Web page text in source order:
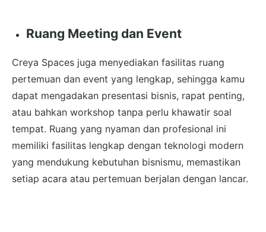
Ruang Meeting dan Event
Creya Spaces juga menyediakan fasilitas ruang
pertemuan dan event yang lengkap, sehingga kamu
dapat mengadakan presentasi bisnis, rapat penting,
atau bahkan workshop tanpa perlu khawatir soal
tempat. Ruang yang nyaman dan profesional ini
memiliki fasilitas lengkap dengan teknologi modern
yang mendukung kebutuhan bisnismu, memastikan
setiap acara atau pertemuan berjalan dengan lancar.